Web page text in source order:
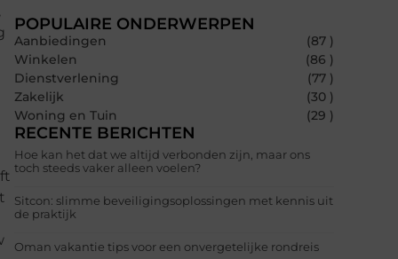
POPULAIRE ONDERWERPEN
Aanbiedingen
(87 )
Winkelen
(86 )
Dienstverlening
(77 )
Zakelijk
(30 )
Woning en Tuin
(29 )
RECENTE BERICHTEN
Hoe kan het dat we altijd verbonden zijn, maar ons
toch steeds vaker alleen voelen?
Sitcon: slimme beveiligingsoplossingen met kennis uit
de praktijk
Oman vakantie tips voor een onvergetelijke rondreis